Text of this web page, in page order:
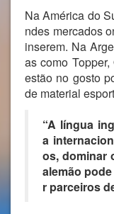
Na América do
ndes mercados
inserem. Na
as como
estão no gosto
de material
“A língua
a
os, dominar
alemão
r parceiros